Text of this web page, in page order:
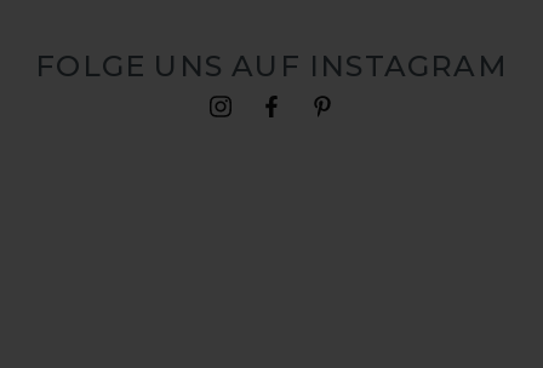
FOLGE UNS AUF INSTAGRAM